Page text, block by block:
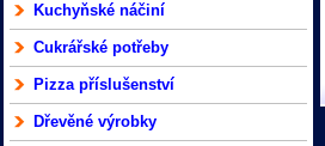
Kuchyňské náčiní
Cukrářské potřeby
Pizza příslušenství
Dřevěné výrobky